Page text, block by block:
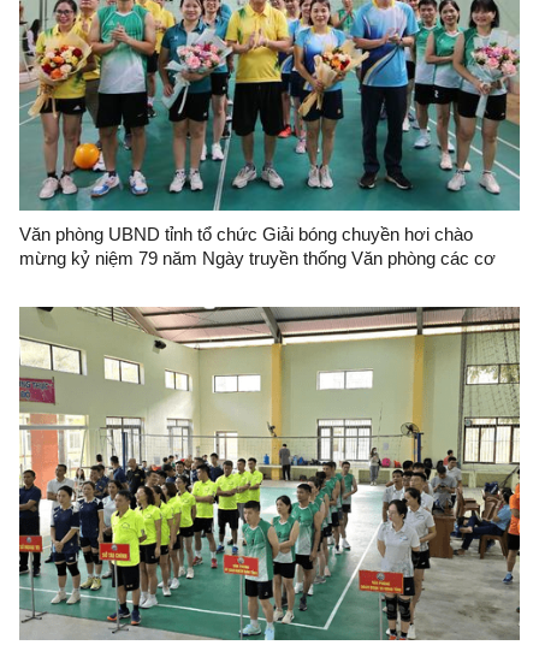
Văn phòng UBND tỉnh tổ chức Giải bóng chuyền hơi chào
mừng kỷ niệm 79 năm Ngày truyền thống Văn phòng các cơ